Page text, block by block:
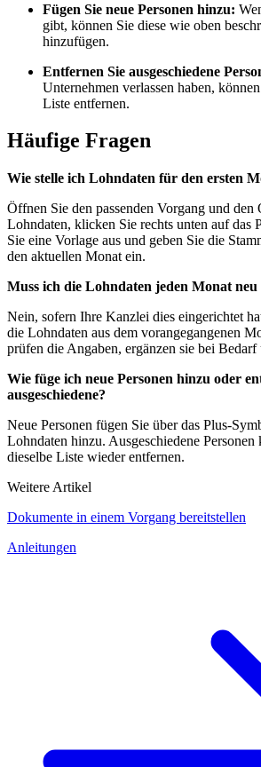
Fügen Sie neue Personen hinzu:
gibt, können Sie diese wie oben
hinzufügen.
Entfernen Sie ausgeschiedene
Unternehmen verlassen haben,
Liste entfernen.
Häufige Fragen
Wie stelle ich Lohndaten für den ersten
Öffnen Sie den passenden Vorgang und den
Lohndaten, klicken Sie rechts unten auf das
Sie eine Vorlage aus und geben Sie die
den aktuellen Monat ein.
Muss ich die Lohndaten jeden Monat neu
Nein, sofern Ihre Kanzlei dies eingerichtet
die Lohndaten aus dem vorangegangenen
prüfen die Angaben, ergänzen sie bei Bedarf
Wie füge ich neue Personen hinzu oder
ausgeschiedene?
Neue Personen fügen Sie über das Plus-
Lohndaten hinzu. Ausgeschiedene Personen
dieselbe Liste wieder entfernen.
Weitere Artikel
Dokumente in einem Vorgang bereitstellen
Anleitungen